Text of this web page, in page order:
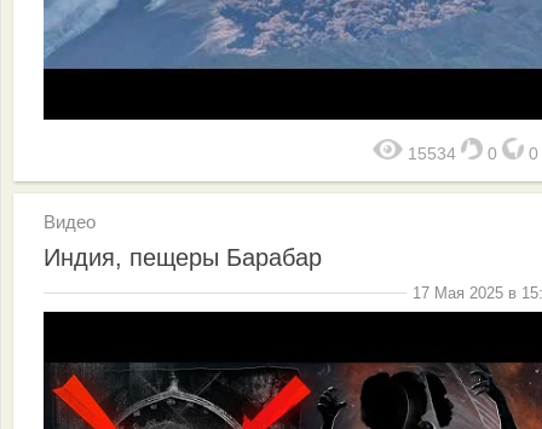
15534 0 0
Видео
Индия, пещеры Барабар
17 Мая 2025 в